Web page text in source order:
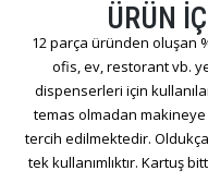
ÜRÜN
12 parça üründen oluşan
ofis, ev, restorant vb.
dispenserleri için
temas olmadan
tercih edilmektedir.
tek kullanımlıktır. Kartuş